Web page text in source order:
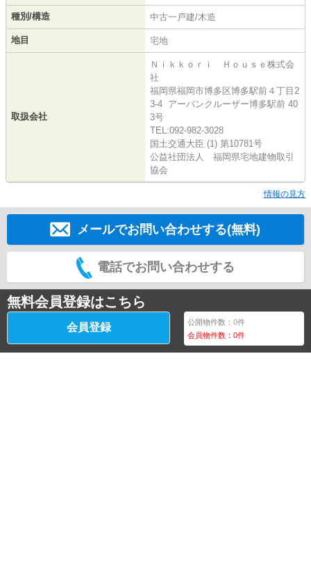
種別/構造 中古一戸建/木造
地目 宅地
取扱会社
Ｎｉｋｋｏｒｉ Ｈｏｕｓｅ株式会
社
福岡県福岡市博多区博多駅前４丁目2
3-4 アーバンクルーザー博多駅前 40
3号
TEL:092-982-3028
国土交通大臣 (1) 第10781号
公益社団法人 福岡県宅地建物取引
協会
情報の見方
メールでお問い合わせする(無料)
電話でお問い合わせする
無料会員登録はこちら
会員登録 公開物件数：0件
会員物件数：0件